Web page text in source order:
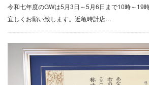
令和七年度のGWは5月3日～5月6日まで10時～19
宜しくお願い致します。近亀時計店…